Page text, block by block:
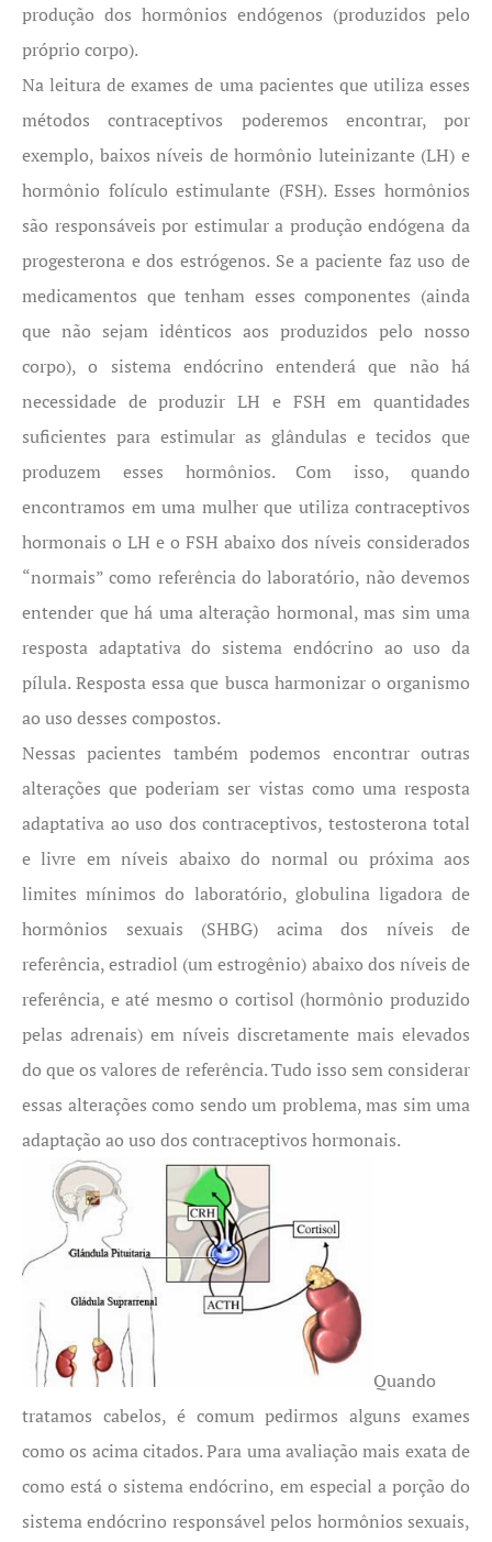
produção dos hormônios endógenos (produzidos pelo
próprio corpo).
Na leitura de exames de uma pacientes que utiliza esses
métodos contraceptivos poderemos encontrar, por
exemplo, baixos níveis de hormônio luteinizante (LH) e
hormônio folículo estimulante (FSH). Esses hormônios
são responsáveis por estimular a produção endógena da
progesterona e dos estrógenos. Se a paciente faz uso de
medicamentos que tenham esses componentes (ainda
que não sejam idênticos aos produzidos pelo nosso
corpo), o sistema endócrino entenderá que não há
necessidade de produzir LH e FSH em quantidades
suficientes para estimular as glândulas e tecidos que
produzem esses hormônios. Com isso, quando
encontramos em uma mulher que utiliza contraceptivos
hormonais o LH e o FSH abaixo dos níveis considerados
“normais” como referência do laboratório, não devemos
entender que há uma alteração hormonal, mas sim uma
resposta adaptativa do sistema endócrino ao uso da
pílula. Resposta essa que busca harmonizar o organismo
ao uso desses compostos.
Nessas pacientes também podemos encontrar outras
alterações que poderiam ser vistas como uma resposta
adaptativa ao uso dos contraceptivos, testosterona total
e livre em níveis abaixo do normal ou próxima aos
limites mínimos do laboratório, globulina ligadora de
hormônios sexuais (SHBG) acima dos níveis de
referência, estradiol (um estrogênio) abaixo dos níveis de
referência, e até mesmo o cortisol (hormônio produzido
pelas adrenais) em níveis discretamente mais elevados
do que os valores de referência. Tudo isso sem considerar
essas alterações como sendo um problema, mas sim uma
adaptação ao uso dos contraceptivos hormonais.
Quando
tratamos cabelos, é comum pedirmos alguns exames
como os acima citados. Para uma avaliação mais exata de
como está o sistema endócrino, em especial a porção do
sistema endócrino responsável pelos hormônios sexuais,